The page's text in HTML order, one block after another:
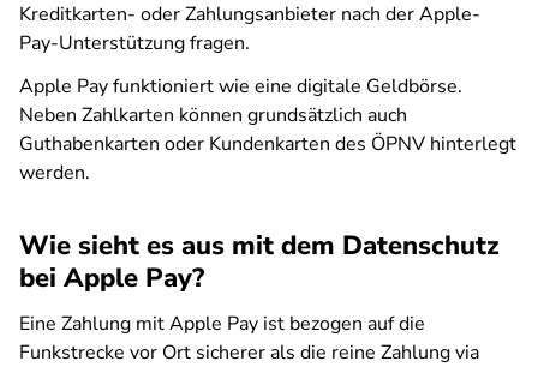
Kreditkarten- oder Zahlungsanbieter nach der Apple-
Pay-Unterstützung fragen.
Apple Pay funktioniert wie eine digitale Geldbörse.
Neben Zahlkarten können grundsätzlich auch
Guthabenkarten oder Kundenkarten des ÖPNV hinterlegt
werden.
Wie sieht es aus mit dem Datenschutz
bei Apple Pay?
Eine Zahlung mit Apple Pay ist bezogen auf die
Funkstrecke vor Ort sicherer als die reine Zahlung via